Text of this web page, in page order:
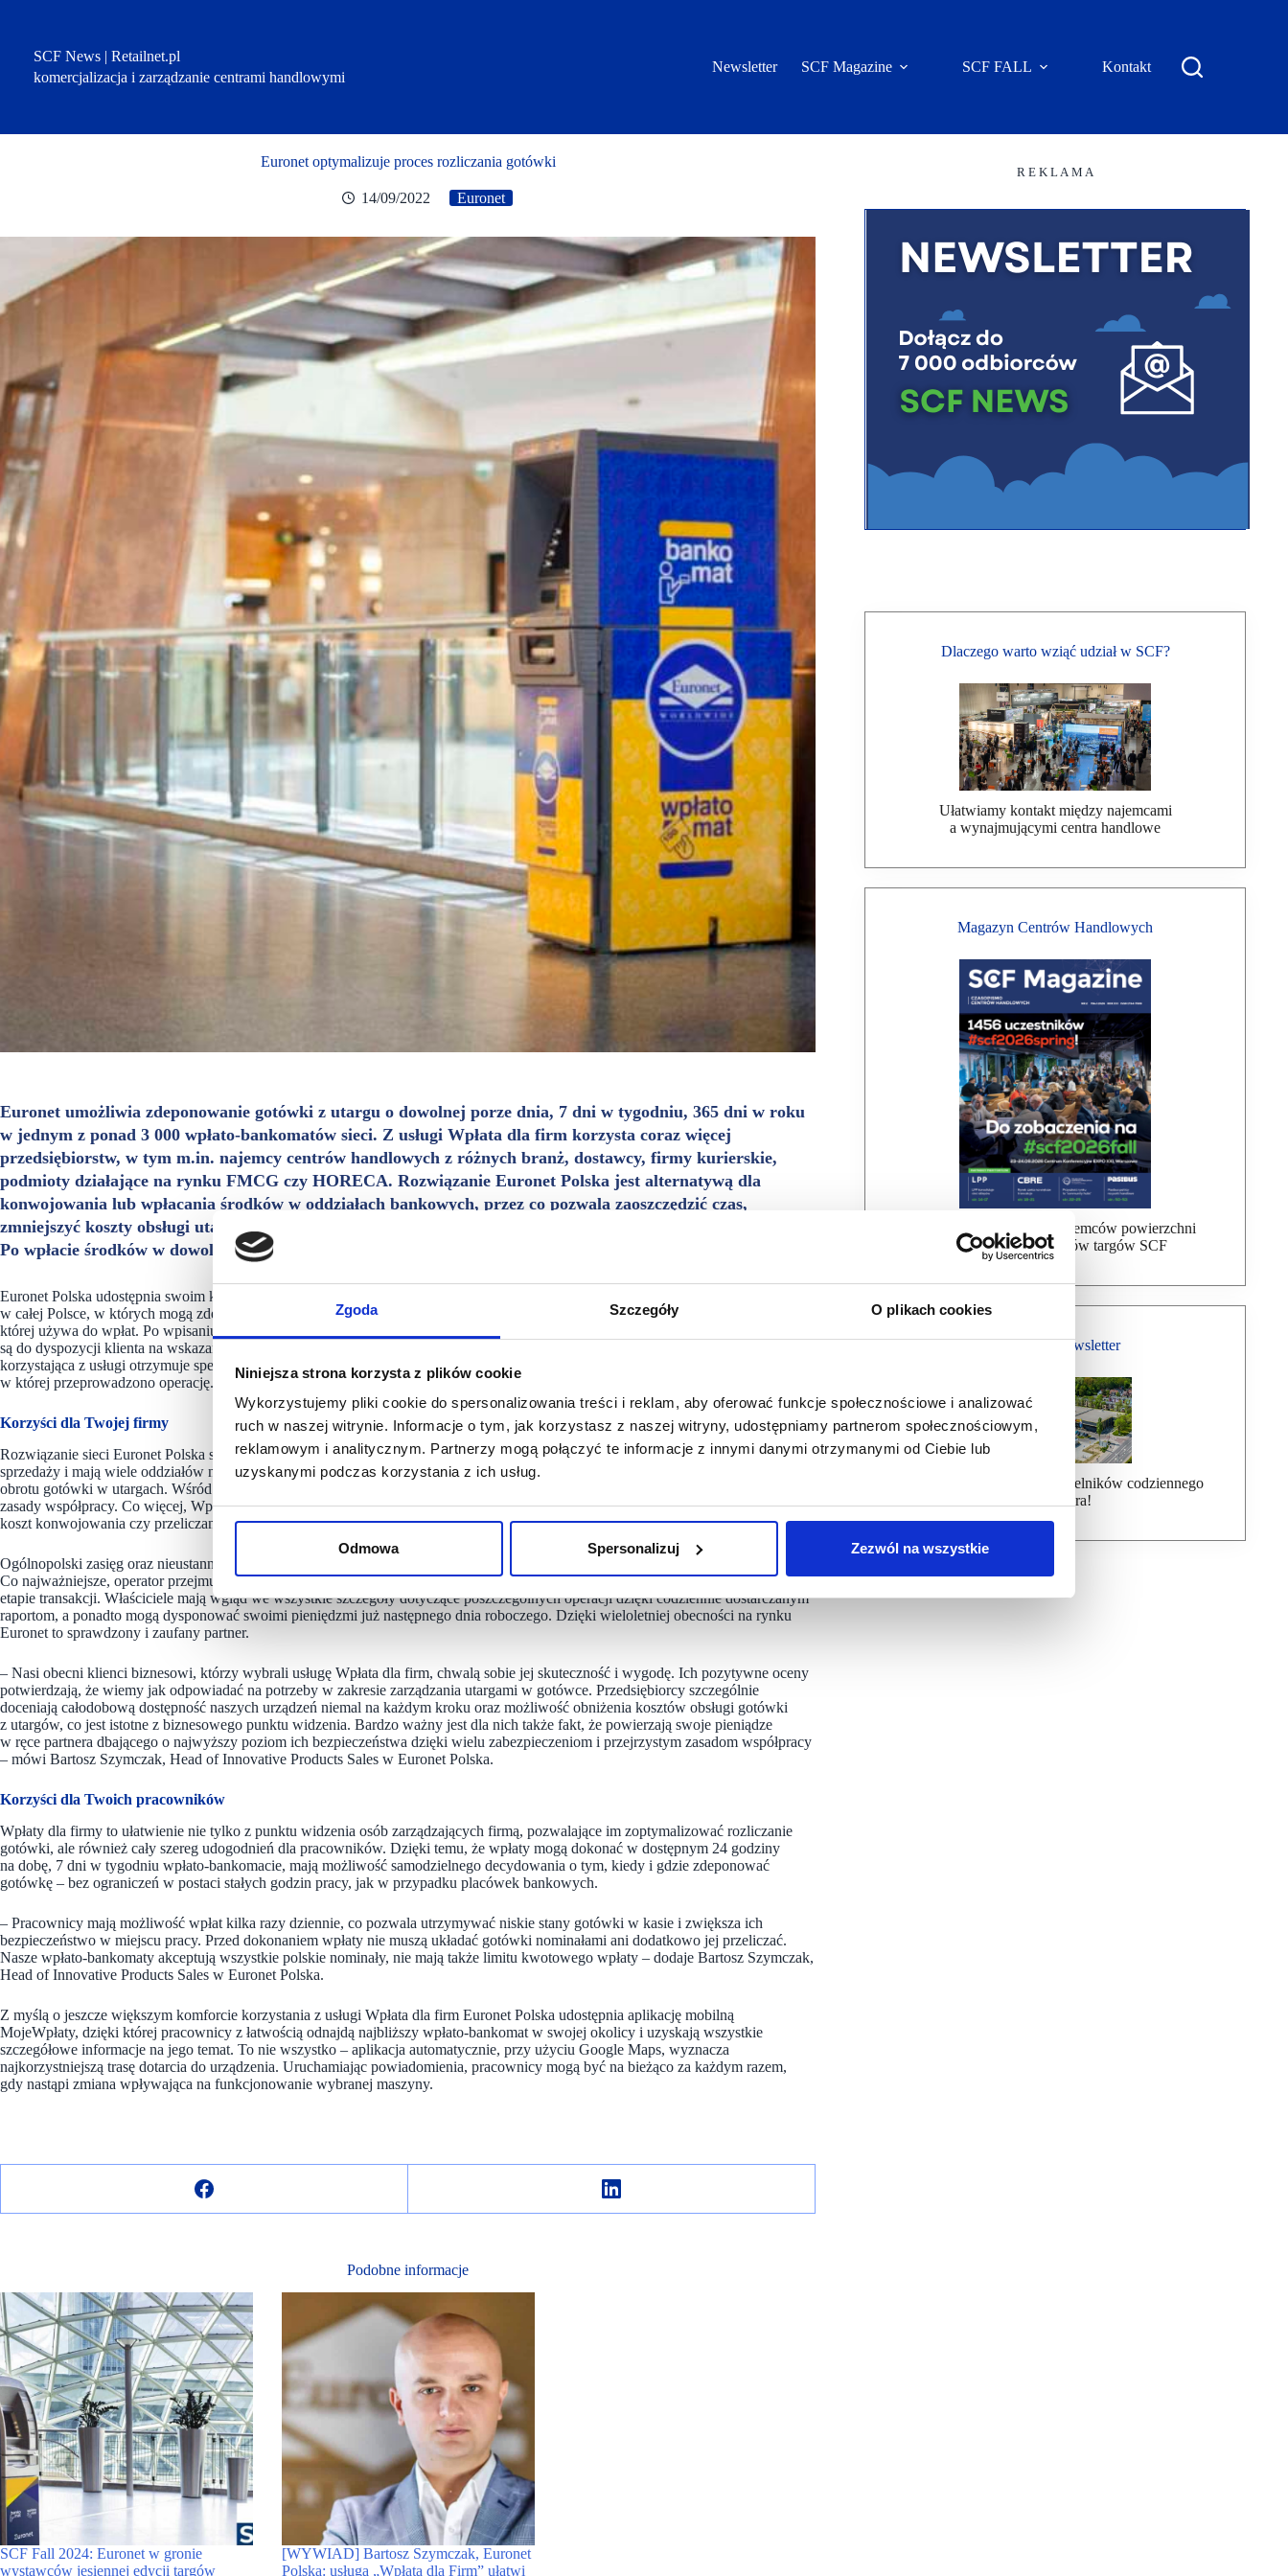
Zgoda Szczegóły O plikach cookies
Niniejsza strona korzysta z plików cookie
Wykorzystujemy pliki cookie do spersonalizowania treści i reklam, aby oferować funkcje społecznościowe i analizować
ruch w naszej witrynie. Informacje o tym, jak korzystasz z naszej witryny, udostępniamy partnerom społecznościowym,
reklamowym i analitycznym. Partnerzy mogą połączyć te informacje z innymi danymi otrzymanymi od Ciebie lub
uzyskanymi podczas korzystania z ich usług.
Odmowa Spersonalizuj Zezwól na wszystkie
SCF News | Retailnet.pl
komercjalizacja i zarządzanie centrami handlowymi
Newsletter SCF Magazine SCF FALL Kontakt
Euronet optymalizuje proces rozliczania gotówki
14/09/2022 Euronet
Euronet umożliwia zdeponowanie gotówki z utargu o dowolnej porze dnia, 7 dni w tygodniu, 365 dni w roku
w jednym z ponad 3 000 wpłato-bankomatów sieci. Z usługi Wpłata dla firm korzysta coraz więcej
przedsiębiorstw, w tym m.in. najemcy centrów handlowych z różnych branż, dostawcy, firmy kurierskie,
podmioty działające na rynku FMCG czy HORECA. Rozwiązanie Euronet Polska jest alternatywą dla
konwojowania lub wpłacania środków w oddziałach bankowych, przez co pozwala zaoszczędzić czas,
zmniejszyć koszty obsługi utargów i prowadzić bezpieczną politykę w zakresie zarządzania gotówką.
Po wpłacie środków w dowolnym urządzeniu Euronet przejmuje za nie pełną odpowiedzialność.
Euronet Polska udostępnia swoim klientom biznesowym ponad 3 000 wpłato-bankomatów w najbardziej uczęszczanych miejscach
w całej Polsce, w których mogą zdeponować gotówkę. Pracownik firmy współpracującej z siecią otrzymuje spersonalizowaną kartę,
której używa do wpłat. Po wpisaniu PINu i wpłacie gotówki pracownik odbiera wydruk z potwierdzeniem. Pieniądze po wpłacie
są do dyspozycji klienta na wskazanym koncie bankowym maksymalnie następnego dnia roboczego. Ponadto każda firma
korzystająca z usługi otrzymuje specjalny raport z danymi osoby wpłacającej, wartością wpłaty oraz informacją na temat lokalizacji,
w której przeprowadzono operację.
Korzyści dla Twojej firmy
Rozwiązanie sieci Euronet Polska sprawdza się nie tylko w przypadku przedsiębiorstw, które cechują się dużym rozproszeniem sieci
sprzedaży i mają wiele oddziałów na terenie całego kraju, ale również w przypadku mniejszych placówek, gdzie przeważa udział
obrotu gotówki w utargach. Wśród głównych zalet usługi jest przejrzysty system ze stałą prowizją od wpłacanej kwoty oraz jasne
zasady współpracy. Co więcej, Wpłaty dla firm pozwalają zoptymalizować proces rozliczania gotówki i obniżyć wydatki, eliminując
koszt konwojowania czy przeliczania banknotów.
Ogólnopolski zasięg oraz nieustannie rozwijana sieć bankomatów i wpłato-bankomatów Euronet gwarantują rzetelność i wygodę.
Co najważniejsze, operator przejmuje pełną odpowiedzialność za wpłacane środki i zapewnia bezpieczeństwo pieniędzy na każdym
etapie transakcji. Właściciele mają wgląd we wszystkie szczegóły dotyczące poszczególnych operacji dzięki codziennie dostarczanym
raportom, a ponadto mogą dysponować swoimi pieniędzmi już następnego dnia roboczego. Dzięki wieloletniej obecności na rynku
Euronet to sprawdzony i zaufany partner.
– Nasi obecni klienci biznesowi, którzy wybrali usługę Wpłata dla firm, chwalą sobie jej skuteczność i wygodę. Ich pozytywne oceny
potwierdzają, że wiemy jak odpowiadać na potrzeby w zakresie zarządzania utargami w gotówce. Przedsiębiorcy szczególnie
doceniają całodobową dostępność naszych urządzeń niemal na każdym kroku oraz możliwość obniżenia kosztów obsługi gotówki
z utargów, co jest istotne z biznesowego punktu widzenia. Bardzo ważny jest dla nich także fakt, że powierzają swoje pieniądze
w ręce partnera dbającego o najwyższy poziom ich bezpieczeństwa dzięki wielu zabezpieczeniom i przejrzystym zasadom współpracy
– mówi Bartosz Szymczak, Head of Innovative Products Sales w Euronet Polska.
Korzyści dla Twoich pracowników
Wpłaty dla firmy to ułatwienie nie tylko z punktu widzenia osób zarządzających firmą, pozwalające im zoptymalizować rozliczanie
gotówki, ale również cały szereg udogodnień dla pracowników. Dzięki temu, że wpłaty mogą dokonać w dostępnym 24 godziny
na dobę, 7 dni w tygodniu wpłato-bankomacie, mają możliwość samodzielnego decydowania o tym, kiedy i gdzie zdeponować
gotówkę – bez ograniczeń w postaci stałych godzin pracy, jak w przypadku placówek bankowych.
– Pracownicy mają możliwość wpłat kilka razy dziennie, co pozwala utrzymywać niskie stany gotówki w kasie i zwiększa ich
bezpieczeństwo w miejscu pracy. Przed dokonaniem wpłaty nie muszą układać gotówki nominałami ani dodatkowo jej przeliczać.
Nasze wpłato-bankomaty akceptują wszystkie polskie nominały, nie mają także limitu kwotowego wpłaty – dodaje Bartosz Szymczak,
Head of Innovative Products Sales w Euronet Polska.
Z myślą o jeszcze większym komforcie korzystania z usługi Wpłata dla firm Euronet Polska udostępnia aplikację mobilną
MojeWpłaty, dzięki której pracownicy z łatwością odnajdą najbliższy wpłato-bankomat w swojej okolicy i uzyskają wszystkie
szczegółowe informacje na jego temat. To nie wszystko – aplikacja automatycznie, przy użyciu Google Maps, wyznacza
najkorzystniejszą trasę dotarcia do urządzenia. Uruchamiając powiadomienia, pracownicy mogą być na bieżąco za każdym razem,
gdy nastąpi zmiana wpływająca na funkcjonowanie wybranej maszyny.
Podobne informacje
SCF Fall 2024: Euronet w gronie
wystawców jesiennej edycji targów
[WYWIAD] Bartosz Szymczak, Euronet
Polska: usługa „Wpłata dla Firm” ułatwi
R E K L A M A
Dlaczego warto wziąć udział w SCF?
Ułatwiamy kontakt między najemcami
a wynajmującymi centra handlowe
Magazyn Centrów Handlowych
Bezpłatna wysyłka dla najemców powierzchni
handlowej, uczestników targów SCF
Bezpłatny Newsletter
Dołącz do ponad 7000 czytelników codziennego
newslettera!